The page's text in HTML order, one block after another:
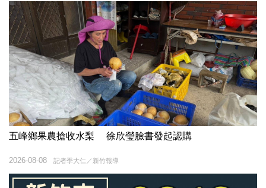
五峰鄉果農搶收水梨 徐欣瑩臉書發起認購
記者季大仁／新竹報導
2026-08-08